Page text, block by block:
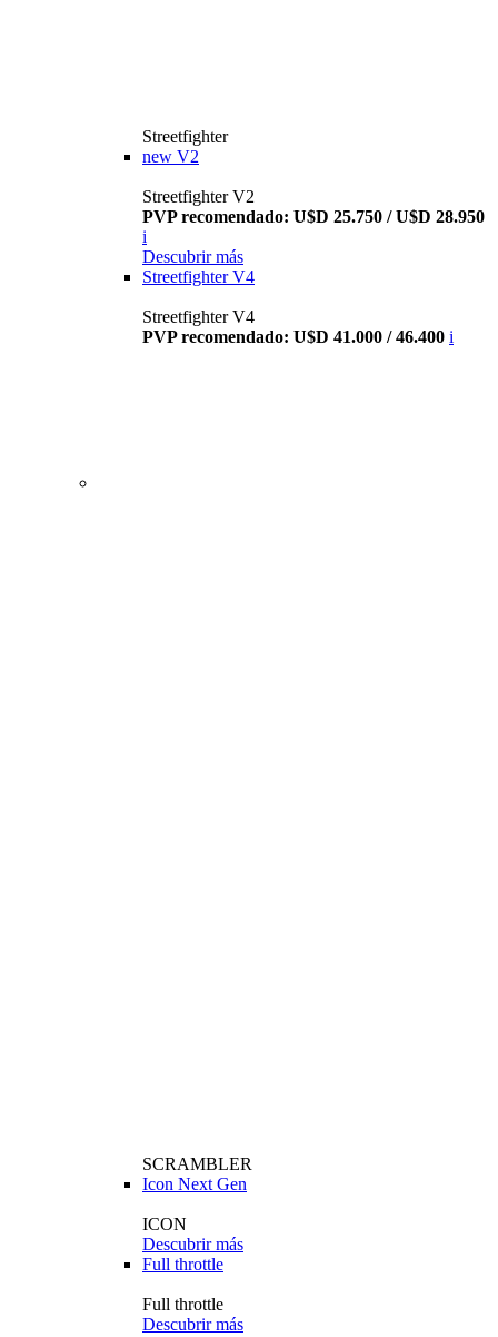
Streetfighter
new V2
Streetfighter V2
PVP recomendado: U$D 25.750 / U$D 28.950
i
Descubrir más
Streetfighter V4
Streetfighter V4
PVP recomendado: U$D 41.000 / 46.400 i
SCRAMBLER
Icon Next Gen
ICON
Descubrir más
Full throttle
Full throttle
Descubrir más